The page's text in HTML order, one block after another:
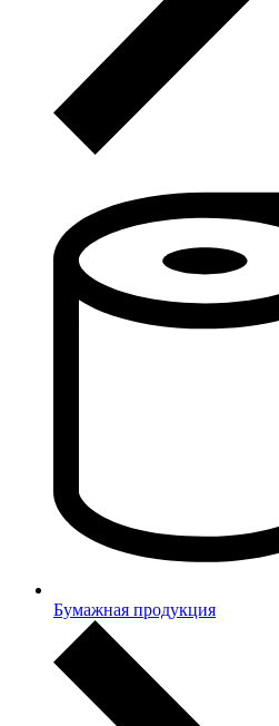
Бумажная продукция